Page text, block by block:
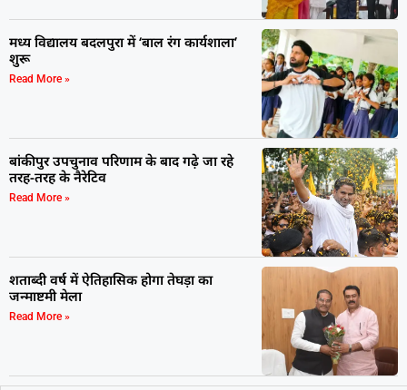
मध्य विद्यालय बदलपुरा में ‘बाल रंग कार्यशाला’
शुरू
Read More »
बांकीपुर उपचुनाव परिणाम के बाद गढ़े जा रहे
तरह-तरह के नैरेटिव
Read More »
शताब्दी वर्ष में ऐतिहासिक होगा तेघड़ा का
जन्माष्टमी मेला
Read More »